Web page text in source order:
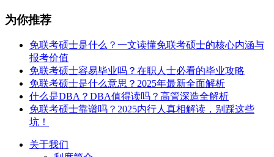
为你推荐
免联考硕士是什么？一文读懂免联考硕士的核心内涵与
报考价值
免联考硕士容易毕业吗？在职人士必看的毕业攻略
免联考硕士是什么意思？2025年最新全面解析
什么是DBA？DBA值得读吗？高管深造全解析
免联考硕士靠谱吗？2025内行人真相解读，别踩这些
坑！
关于我们